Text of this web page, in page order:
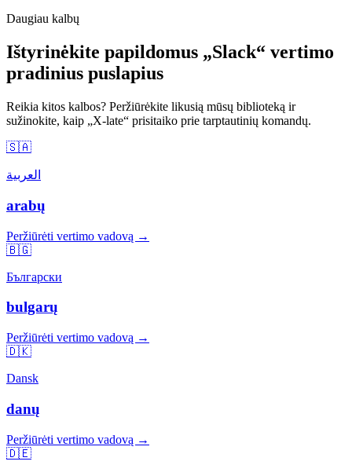
Daugiau kalbų
Ištyrinėkite papildomus „Slack“ vertimo
pradinius puslapius
Reikia kitos kalbos? Peržiūrėkite likusią mūsų biblioteką ir
sužinokite, kaip „X-late“ prisitaiko prie tarptautinių komandų.
🇸🇦
العربية
arabų
Peržiūrėti vertimo vadovą →
🇧🇬
Български
bulgarų
Peržiūrėti vertimo vadovą →
🇩🇰
Dansk
danų
Peržiūrėti vertimo vadovą →
🇩🇪